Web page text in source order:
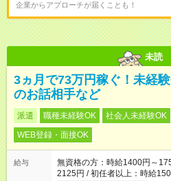
企業からアプローチが届くことも！
未読
3ヵ月で73万円稼ぐ！未経
のお話相手など
派遣 職種未経験OK 社会人未経験OK
WEB登録・面接OK
給与
無資格の方：時給1400円～
2125円 / 初任者以上：時給